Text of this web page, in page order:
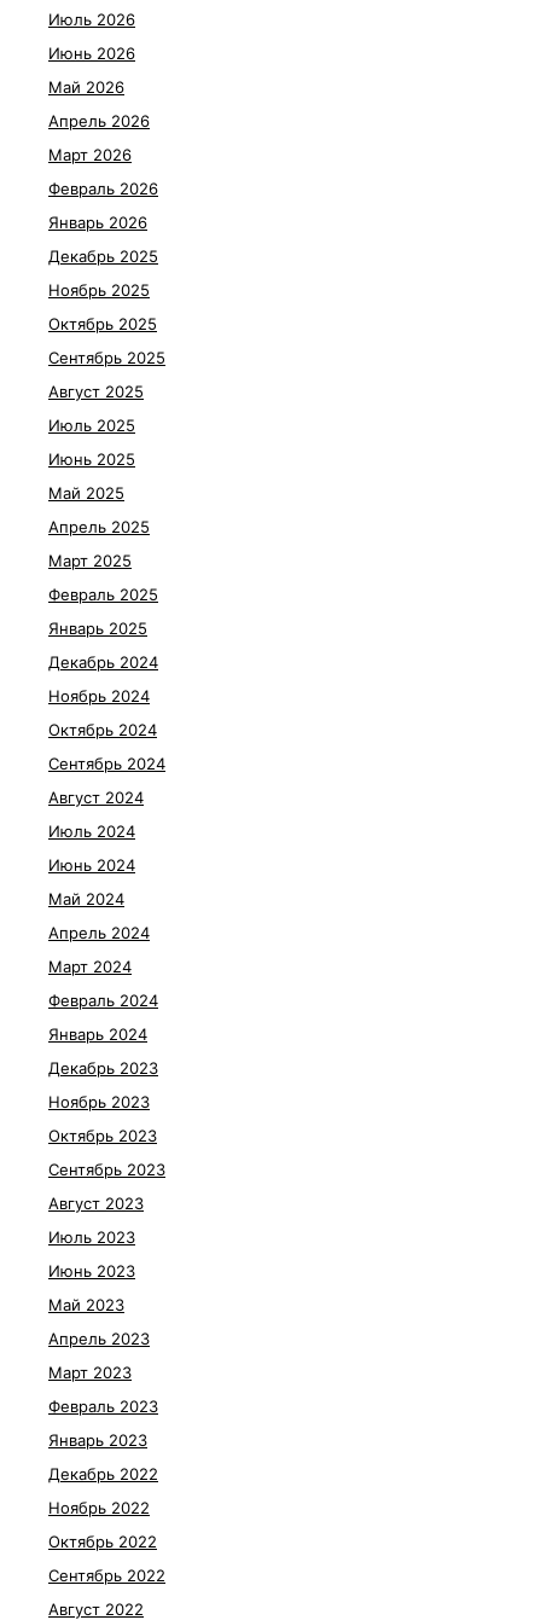
Июль 2026
Июнь 2026
Май 2026
Апрель 2026
Март 2026
Февраль 2026
Январь 2026
Декабрь 2025
Ноябрь 2025
Октябрь 2025
Сентябрь 2025
Август 2025
Июль 2025
Июнь 2025
Май 2025
Апрель 2025
Март 2025
Февраль 2025
Январь 2025
Декабрь 2024
Ноябрь 2024
Октябрь 2024
Сентябрь 2024
Август 2024
Июль 2024
Июнь 2024
Май 2024
Апрель 2024
Март 2024
Февраль 2024
Январь 2024
Декабрь 2023
Ноябрь 2023
Октябрь 2023
Сентябрь 2023
Август 2023
Июль 2023
Июнь 2023
Май 2023
Апрель 2023
Март 2023
Февраль 2023
Январь 2023
Декабрь 2022
Ноябрь 2022
Октябрь 2022
Сентябрь 2022
Август 2022